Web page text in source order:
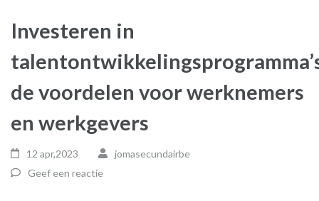
Investeren in
de voordelen voor werknemers
en werkgevers
12 apr,2023
jomasecundairbe
Geef een reactie